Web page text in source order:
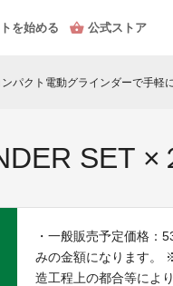
を始める 公式ストア
パクト電動グラインダーで手軽
SET ×
・一般販売予定価格：
みの金額になります。
造工程上の都合等によ